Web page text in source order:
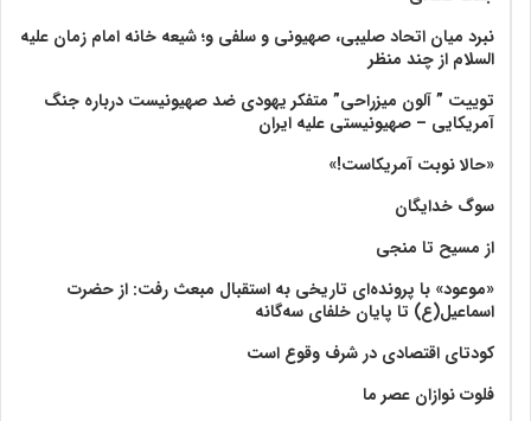
نبرد میان اتحاد صلیبی، صهیونی و سلفی و؛ شیعه خانه امام زمان علیه
السلام از چند منظر
توییت ” آلون میزراحی” متفکر یهودی ضد صهیونیست درباره جنگ
آمریکایی – صهیونیستی علیه ایران
«حالا نوبت آمریکاست!»
سوگ خدایگان
از مسیح تا منجی
«موعود» با پرونده‌ای تاریخی به استقبال مبعث رفت: از حضرت
اسماعیل(ع) تا پایان خلفای سه‌گانه
کودتای اقتصادی در شرف وقوع است
فلوت نوازان عصر ما